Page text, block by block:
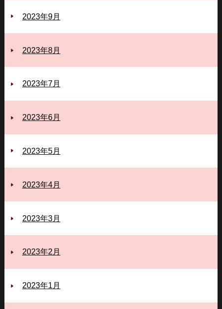
2023年9月
2023年8月
2023年7月
2023年6月
2023年5月
2023年4月
2023年3月
2023年2月
2023年1月